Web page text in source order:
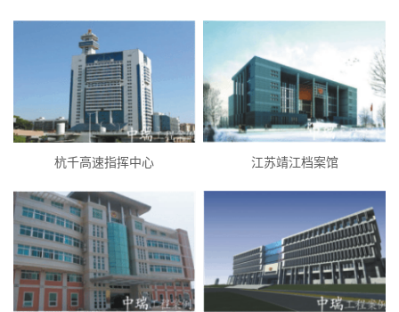
杭千高速指挥中心 江苏靖江档案馆